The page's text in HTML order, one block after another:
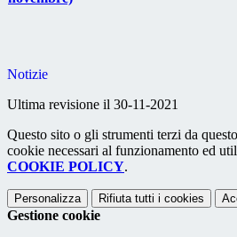
Notizie
Ultima revisione il 30-11-2021
Questo sito o gli strumenti terzi da
cookie necessari al funzionamento ed
COOKIE POLICY.
Personalizza Rifiuta tutti i cookies
Gestione cookie